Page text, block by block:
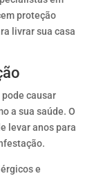
proteção
livrar sua casa
causar
a sua saúde. O
levar anos para
e